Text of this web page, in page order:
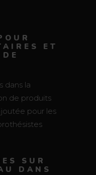
ET
dans la
de produits
pour les
SUR
DANS